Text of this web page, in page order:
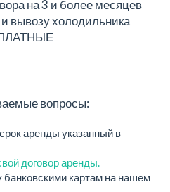
на 3 и более месяцев
и вывозу холодильника
вопросы:
аренды указанный в
договор аренды.
картам на нашем